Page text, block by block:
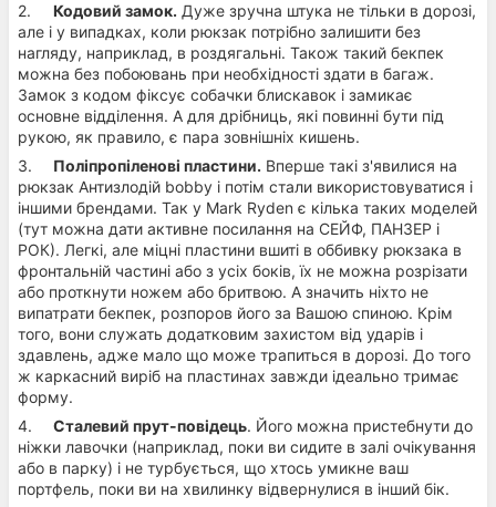
2.
Кодовий замок. Дуже зручна штука не тільки в дорозі,
але і у випадках, коли рюкзак потрібно залишити без
нагляду, наприклад, в роздягальні. Також такий бекпек
можна без побоювань при необхідності здати в багаж.
Замок з кодом фіксує собачки блискавок і замикає
основне відділення. А для дрібниць, які повинні бути під
рукою, як правило, є пара зовнішніх кишень.
3.
Поліпропіленові пластини. Вперше такі з'явилися на
рюкзак Антизлодій bobby і потім стали використовуватися і
іншими брендами. Так у Mark Ryden є кілька таких моделей
(тут можна дати активне посилання на СЕЙФ, ПАНЗЕР і
РОК). Легкі, але міцні пластини вшиті в оббивку рюкзака в
фронтальній частині або з усіх боків, їх не можна розрізати
або проткнути ножем або бритвою. А значить ніхто не
випатрати бекпек, розпоров його за Вашою спиною. Крім
того, вони служать додатковим захистом від ударів і
здавлень, адже мало що може трапиться в дорозі. До того
ж каркасний виріб на пластинах завжди ідеально тримає
форму.
4.
Сталевий прут-повідець. Його можна пристебнути до
ніжки лавочки (наприклад, поки ви сидите в залі очікування
або в парку) і не турбується, що хтось умикне ваш
портфель, поки ви на хвилинку відвернулися в інший бік.